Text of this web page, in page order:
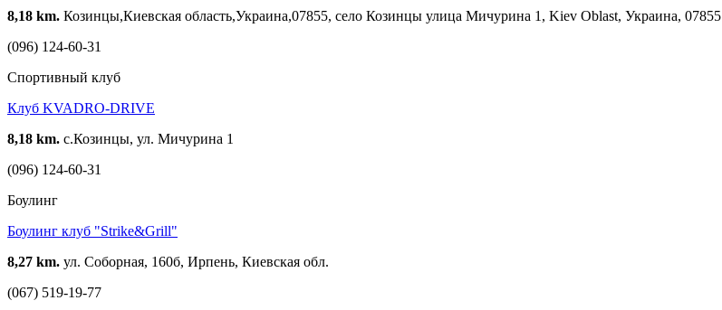
8,18 km. Козинцы,Киевская область,Украина,07855, село Козинцы улица Мичурина 1, Kiev Oblast, Украина, 07855
(096) 124-60-31
Спортивный клуб
Клуб KVADRO-DRIVE
8,18 km. с.Козинцы, ул. Мичурина 1
(096) 124-60-31
Боулинг
Боулинг клуб "Strike&Grill"
8,27 km. ул. Соборная, 160б, Ирпень, Киевская обл.
(067) 519-19-77